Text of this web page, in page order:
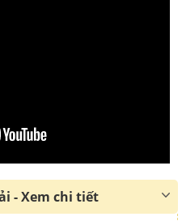
- Xem chi tiết